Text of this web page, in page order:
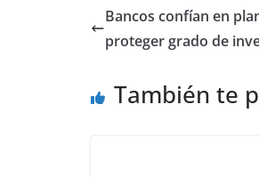
Bancos confían en
proteger grado de
También te